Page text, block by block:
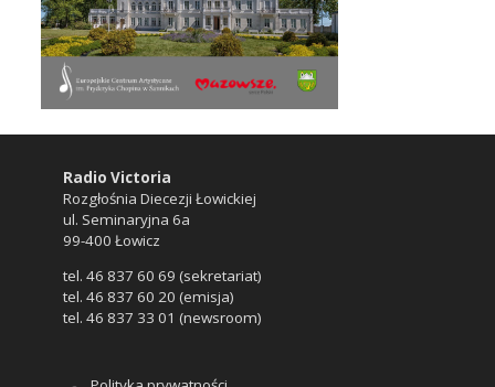
Radio Victoria
Rozgłośnia Diecezji Łowickiej
ul. Seminaryjna 6a
99-400 Łowicz
tel. 46 837 60 69 (sekretariat)
tel. 46 837 60 20 (emisja)
tel. 46 837 33 01 (newsroom)